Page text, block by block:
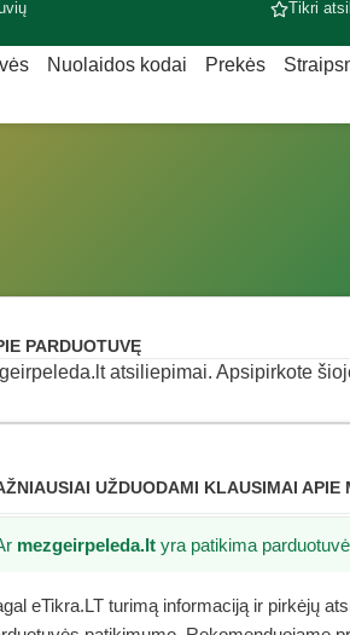
Tikri
Nuolaidos kodai Prekės
PARDUOTUVĘ
atsiliepimai. Apsipirkote
UŽDUODAMI KLAUSIMAI APIE
mezgeirpeleda.lt yra patikima
eTikra.LT turimą informaciją ir pirkėjų